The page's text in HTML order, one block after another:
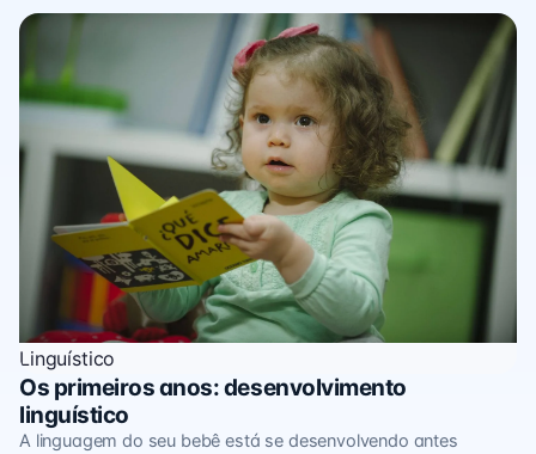
Linguístico
Os primeiros anos: desenvolvimento
linguístico
A linguagem do seu bebê está se desenvolvendo antes